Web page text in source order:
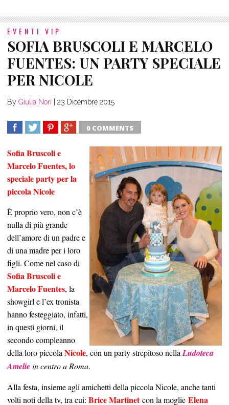
EVENTI VIP
SOFIA BRUSCOLI E MARCELO
FUENTES: UN PARTY SPECIALE
PER NICOLE
By Giulia Nori 23 Dicembre 2015
0 COMMENTS
Sofia Bruscoli e
Marcelo Fuentes, lo
speciale party per la
piccola Nicole
È proprio vero, non c’è
nulla di più grande
dell’amore di un padre e
di una madre per i loro
figli. Come nel caso di
Sofia Bruscoli e
Marcelo Fuentes, la
showgirl e l’ex tronista
hanno festeggiato, infatti,
in questi giorni, il
secondo compleanno
della loro piccolaNicole, con un party strepitoso nellaLudoteca
Ameliein centro a Roma.
Alla festa, insieme agli amichetti della piccola Nicole, anche tanti
volti noti della tv, tra cui: Brice Martinetcon la moglie Elena